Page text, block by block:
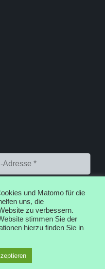
Passwort vergessen?
2016 – 2026
und Matomo für die
uns, die
zu verbessern.
stimmen Sie der
hierzu finden Sie in